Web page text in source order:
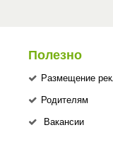
Полезно
Размещение
Родителям
Вакансии